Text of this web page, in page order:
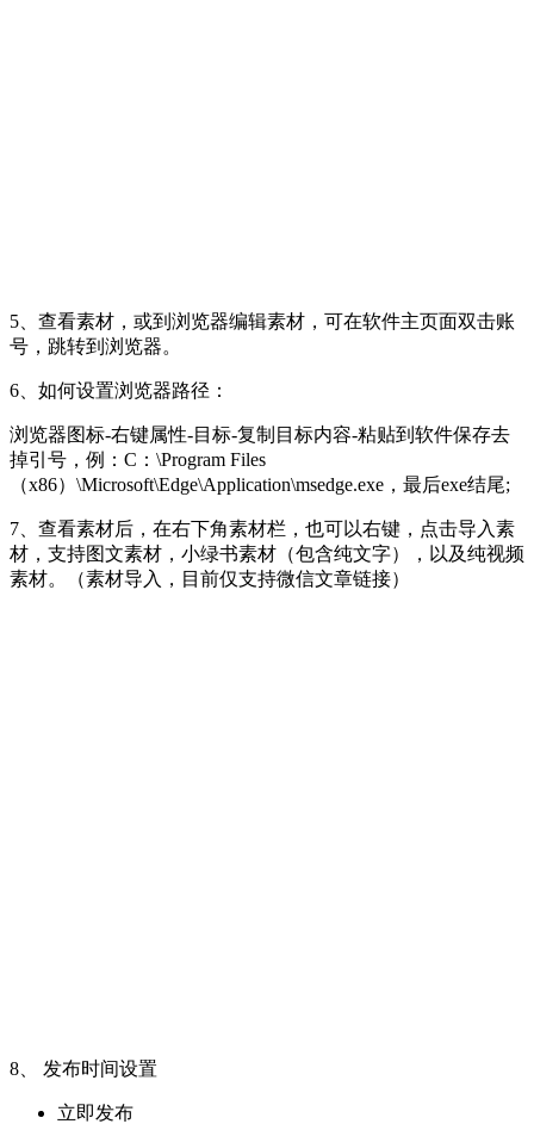
5、查看素材，或到浏览器编辑素材，可在软件主页面双击账
号，跳转到浏览器。
6、如何设置浏览器路径：
浏览器图标-右键属性-目标-复制目标内容-粘贴到软件保存去
掉引号，例：C：\Program Files
（x86）\Microsoft\Edge\Application\msedge.exe，最后exe结尾;
7、查看素材后，在右下角素材栏，也可以右键，点击导入素
材，支持图文素材，小绿书素材（包含纯文字），以及纯视频
素材。（素材导入，目前仅支持微信文章链接）
8、 发布时间设置
立即发布